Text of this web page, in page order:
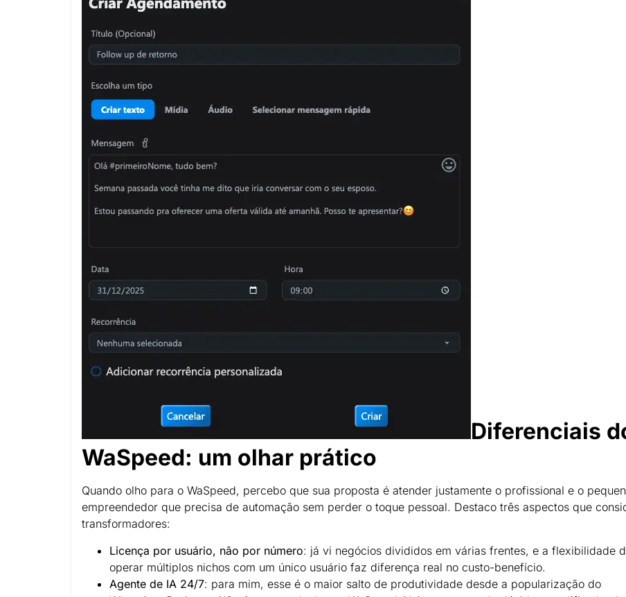
Diferenciais
WaSpeed: um olhar prático
Quando olho para o WaSpeed, percebo que sua proposta é atender justamente o profissional e o
empreendedor que precisa de automação sem perder o toque pessoal. Destaco três aspectos que
transformadores:
Licença por usuário, não por número: já vi negócios divididos em várias frentes, e a flexibilidade
operar múltiplos nichos com um único usuário faz diferença real no custo-benefício.
Agente de IA 24/7: para mim, esse é o maior salto de produtividade desde a popularização do